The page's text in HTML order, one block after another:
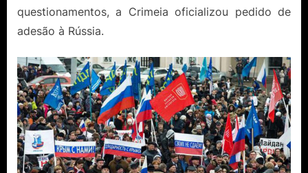
questionamentos, a Crimeia oficializou pedido de
adesão à Rússia.